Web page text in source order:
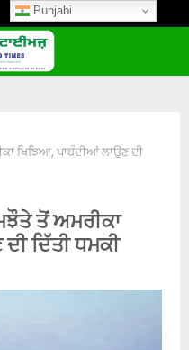
ਖਿਝਿਆ, ਪਾਬੰਦੀਆਂ ਲਾਉਣ ਦੀ
ਤੋਂ ਅਮਰੀਕਾ
ਦਿੱਤੀ ਧਮਕੀ
Punjabi